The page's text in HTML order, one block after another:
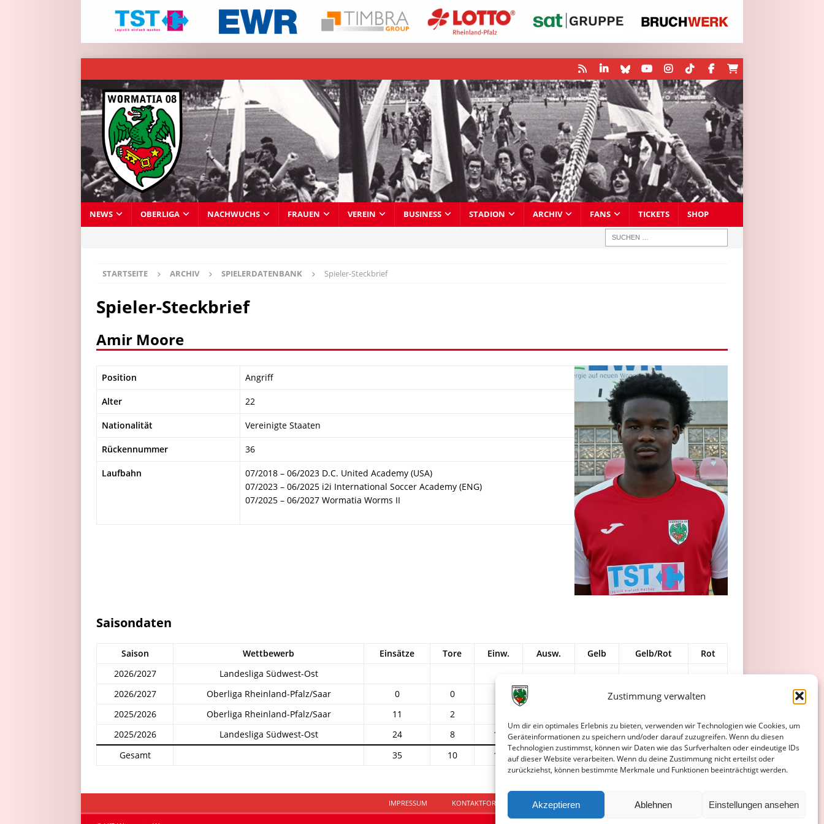
Zustimmung verwalten
Um dir ein optimales Erlebnis zu bieten, verwenden wir Technologien wie Cookies, um
Geräteinformationen zu speichern und/oder darauf zuzugreifen. Wenn du diesen
Technologien zustimmst, können wir Daten wie das Surfverhalten oder eindeutige IDs
auf dieser Website verarbeiten. Wenn du deine Zustimmung nicht erteilst oder
zurückziehst, können bestimmte Merkmale und Funktionen beeinträchtigt werden.
Akzeptieren Ablehnen Einstellungen ansehen
NEWS OBERLIGA NACHWUCHS FRAUEN VEREIN BUSINESS STADION ARCHIV FANS TICKETS SHOP
STARTSEITE ARCHIV SPIELERDATENBANK Spieler-Steckbrief
Spieler-Steckbrief
Amir Moore
Position Angriff
Alter 22
Nationalität Vereinigte Staaten
Rückennummer 36
Laufbahn
07/2018 – 06/2023 D.C. United Academy (USA)
07/2023 – 06/2025 i2i International Soccer Academy (ENG)
07/2025 – 06/2027 Wormatia Worms II
Saisondaten
Saison Wettbewerb Einsätze Tore Einw. Ausw. Gelb Gelb/Rot
Rot
2026/2027
Landesliga Südwest-Ost
2026/2027
Oberliga Rheinland-Pfalz/Saar 0 0 0
2025/2026
Oberliga Rheinland-Pfalz/Saar 11 2
2025/2026
Landesliga Südwest-Ost 24 8 10 12 2 0
0
Gesamt
35 10 15 14 4 0 0
IMPRESSUM KONTAKTFORMULAR DATENSCHUTZERKLÄRUNG COOKIE-RICHTLINIE (EU)